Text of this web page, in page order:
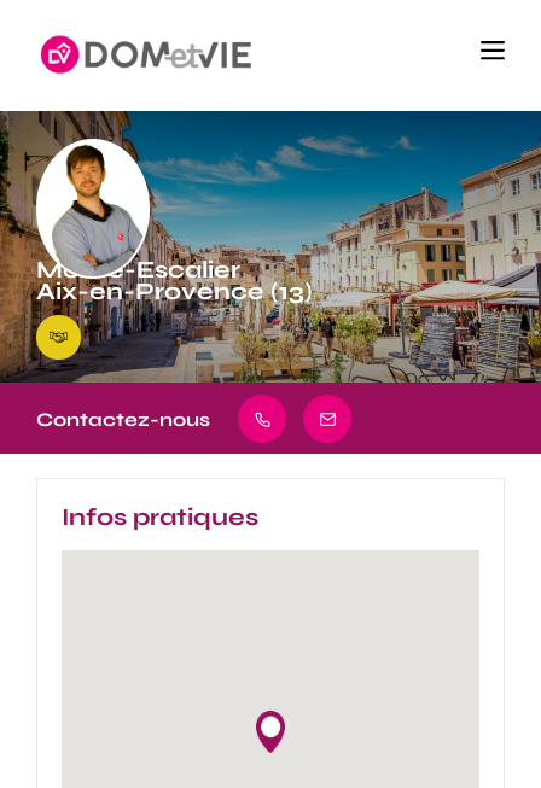
Monte-Escalier
Aix-en-Provence (13)
Contactez-nous
Infos pratiques